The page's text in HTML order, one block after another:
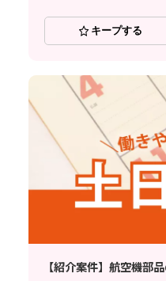
キープする
【紹介案件】航空機部